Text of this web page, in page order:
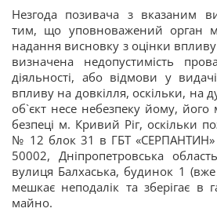
Незгода позивача з вказаним
тим, що уповноважений орган
надання висновку з оцінки
визначена недопустимість
діяльності, або відмови у
впливу на довкілля, оскільки, на
об`єкт несе небезпеку йому, його
безпеці м. Кривий Ріг, оскільки
№ 12 блок 31 в ГБТ «СЕРПАНТИН»
50002, Дніпропетровська
вулиця Балхаська, будинок 1
мешкає неподалік та зберігає в
майно.